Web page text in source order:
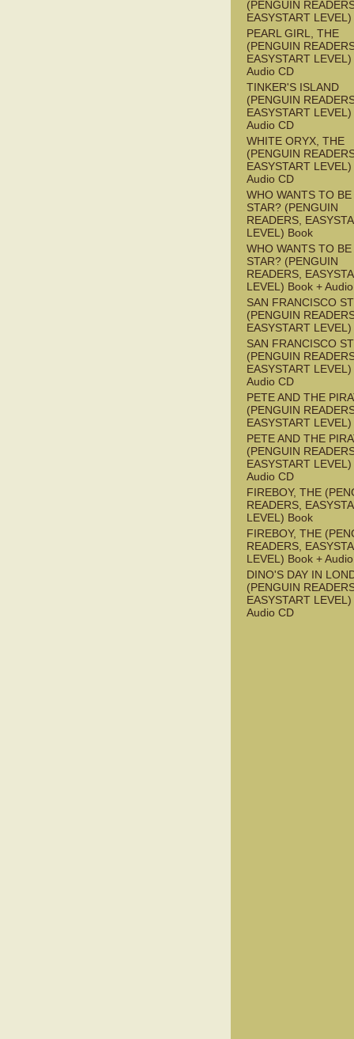
(PENGUIN
EASYSTART
PEARL GIRL, THE
(PENGUIN
EASYSTART
Audio CD
TINKER'S ISLAND
(PENGUIN
EASYSTART
Audio CD
WHITE ORYX, THE
(PENGUIN
EASYSTART
Audio CD
WHO WANTS TO BE
STAR? (PENGUIN
READERS,
LEVEL) Book
WHO WANTS TO BE
STAR? (PENGUIN
READERS,
LEVEL) Book +
SAN FRANCISCO
(PENGUIN
EASYSTART
SAN FRANCISCO
(PENGUIN
EASYSTART
Audio CD
PETE AND THE
(PENGUIN
EASYSTART
PETE AND THE
(PENGUIN
EASYSTART
Audio CD
FIREBOY, THE
READERS,
LEVEL) Book
FIREBOY, THE
READERS,
LEVEL) Book +
DINO'S DAY IN
(PENGUIN
EASYSTART
Audio CD